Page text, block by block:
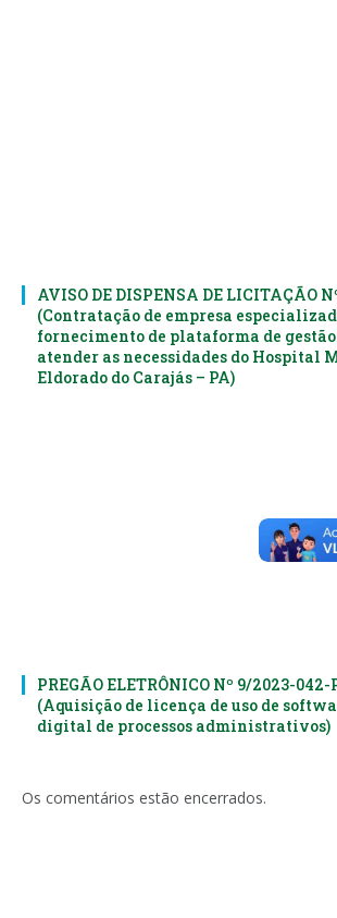
AVISO DE DISPENSA DE LICITAÇÃO
(Contratação de empresa
fornecimento de plataforma de
atender as necessidades do Hospital
Eldorado do Carajás – PA)
PREGÃO ELETRÔNICO Nº 9/2023-042-
(Aquisição de licença de uso de
digital de processos administrativos)
Os comentários estão encerrados.